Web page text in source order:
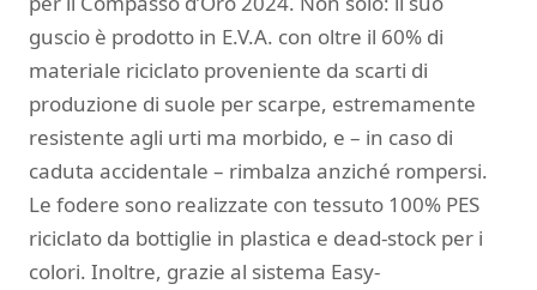
guscio è prodotto in E.V.A. con oltre il 60% di
materiale riciclato proveniente da scarti di
produzione di suole per scarpe, estremamente
resistente agli urti ma morbido, e – in caso di
caduta accidentale – rimbalza anziché rompersi.
Le fodere sono realizzate con tessuto 100% PES
riciclato da bottiglie in plastica e dead-stock per i
colori. Inoltre, grazie al sistema Easy-